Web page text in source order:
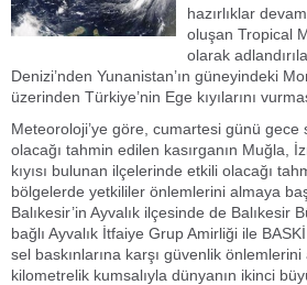
hazırlıklar
oluşan Tropical
olarak
Denizi’nden Yunanistan’ın güneyindeki
üzerinden Türkiye’nin Ege kıyılarını
Meteoroloji’ye göre, cumartesi günü
olacağı tahmin edilen kasırganın Muğla,
kıyısı bulunan ilçelerinde etkili olacağı
bölgelerde yetkililer önlemlerini almaya
Balıkesir’in Ayvalık ilçesinde de Balıkesir
bağlı Ayvalık İtfaiye Grup Amirliği ile
sel baskınlarına karşı güvenlik önlemlerini
kilometrelik kumsalıyla dünyanın ikinci